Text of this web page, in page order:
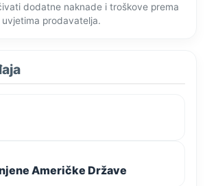
dodatne naknade i troškove prema
uvjetima prodavatelja.
Američke Države